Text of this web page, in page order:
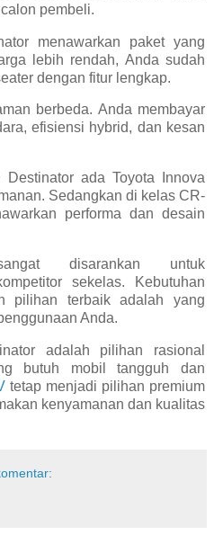
pembeli.
menawarkan paket yang
lebih rendah, Anda sudah
dengan fitur lengkap.
berbeda. Anda membayar
efisiensi hybrid, dan kesan
ada Toyota Innova
Sedangkan di kelas CR-
performa dan desain
disarankan untuk
sekelas. Kebutuhan
pilihan terbaik adalah yang
Anda.
adalah pilihan rasional
butuh mobil tangguh dan
tetap menjadi pilihan premium
kenyamanan dan kualitas